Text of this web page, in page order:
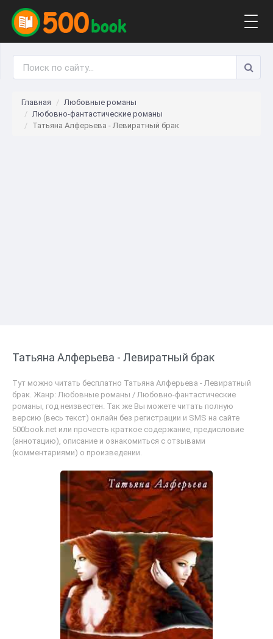
Главная
Любовные романы
Любовно-фантастические романы
Татьяна Алферьева - Левиратный брак
Татьяна Алферьева - Левиратный брак
Тут можно читать бесплатно Татьяна Алферьева - Левиратный
брак. Жанр: Любовные романы / Любовно-фантастические
романы, год неизвестен. Так же Вы можете читать полную
версию (весь текст) онлайн без регистрации и SMS на сайте
500book.net или прочесть краткое содержание, предисловие
(аннотацию), описание и ознакомиться с отзывами
(комментариями) о произведении.